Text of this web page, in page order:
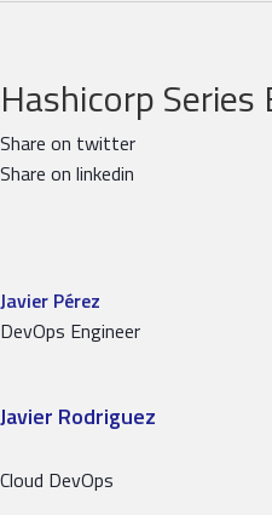
Hashicorp
Share on twitter
Share on linkedin
Javier Pérez
DevOps Engineer
Javier Rodriguez
Cloud DevOps